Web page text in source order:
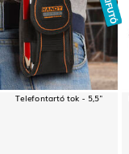
Telefontartó tok - 5,5"